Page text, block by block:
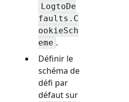
LogtoDe
faults.C
ookieSch
eme .
Définir le
schéma de
défi par
défaut sur